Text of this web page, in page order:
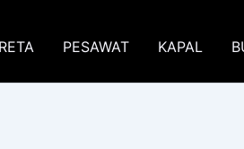
PESAWAT KAPAL